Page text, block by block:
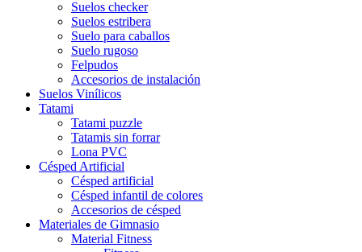
Suelos checker
Suelos estribera
Suelo para caballos
Suelo rugoso
Felpudos
Accesorios de instalación
Suelos Vinílicos
Tatami
Tatami puzzle
Tatamis sin forrar
Lona PVC
Césped Artificial
Césped artificial
Césped infantil de colores
Accesorios de césped
Materiales de Gimnasio
Material Fitness